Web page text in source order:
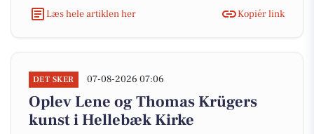
Læs hele artiklen her
Kopiér link
DET SKER 07-08-2026 07:06
Oplev Lene og Thomas Krügers
kunst i Hellebæk Kirke